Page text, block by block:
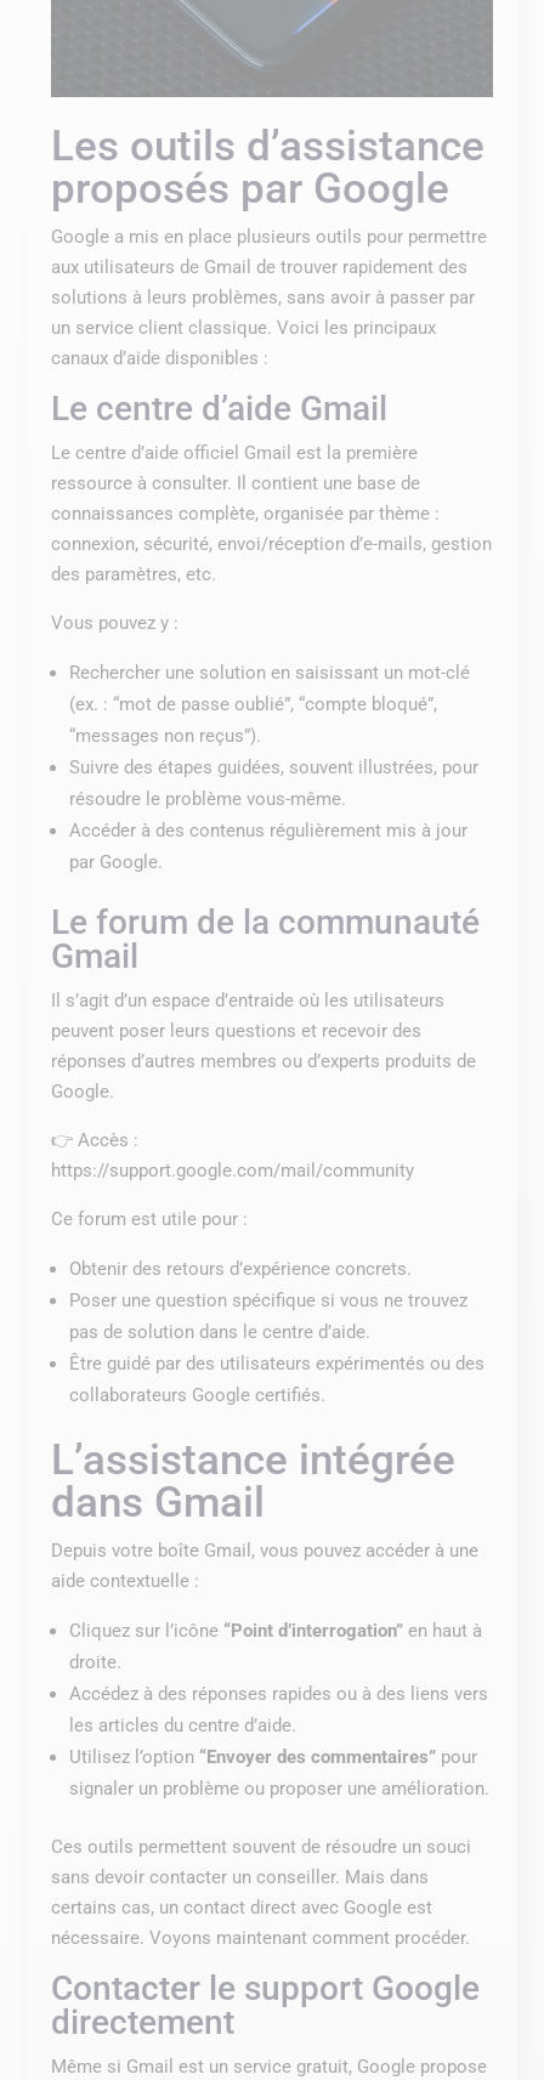
Les outils d’assistance
proposés par Google
Google a mis en place plusieurs outils pour permettre
aux utilisateurs de Gmail de trouver rapidement des
solutions à leurs problèmes, sans avoir à passer par
un service client classique. Voici les principaux
canaux d’aide disponibles :
Le centre d’aide Gmail
Le centre d’aide officiel Gmail est la première
ressource à consulter. Il contient une base de
connaissances complète, organisée par thème :
connexion, sécurité, envoi/réception d’e-mails, gestion
des paramètres, etc.
Vous pouvez y :
Rechercher une solution en saisissant un mot-clé
(ex. : “mot de passe oublié”, “compte bloqué”,
“messages non reçus”).
Suivre des étapes guidées, souvent illustrées, pour
résoudre le problème vous-même.
Accéder à des contenus régulièrement mis à jour
par Google.
Le forum de la communauté
Gmail
Il s’agit d’un espace d’entraide où les utilisateurs
peuvent poser leurs questions et recevoir des
réponses d’autres membres ou d’experts produits de
Google.
👉 Accès :
https://support.google.com/mail/community
Ce forum est utile pour :
Obtenir des retours d’expérience concrets.
Poser une question spécifique si vous ne trouvez
pas de solution dans le centre d’aide.
Être guidé par des utilisateurs expérimentés ou des
collaborateurs Google certifiés.
L’assistance intégrée
dans Gmail
Depuis votre boîte Gmail, vous pouvez accéder à une
aide contextuelle :
Cliquez sur l’icône “Point d’interrogation” en haut à
droite.
Accédez à des réponses rapides ou à des liens vers
les articles du centre d’aide.
Utilisez l’option “Envoyer des commentaires” pour
signaler un problème ou proposer une amélioration.
Ces outils permettent souvent de résoudre un souci
sans devoir contacter un conseiller. Mais dans
certains cas, un contact direct avec Google est
nécessaire. Voyons maintenant comment procéder.
Contacter le support Google
directement
Même si Gmail est un service gratuit, Google propose